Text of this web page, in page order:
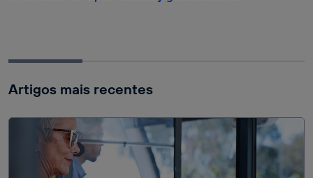
Artigos mais recentes